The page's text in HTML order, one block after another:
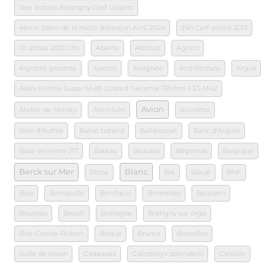
1ère édition Bretrigny Cerf-Volants
4ème Salon de la moto d'Arpajon Avril 2024 24h Cerf volant 2013
111 artiste 2020 lille Abeille Abstrait Agrion
Aigrette garzette Ajaccio Araignée Architecture Argus
Asahi Pentax Super Multi Coated Takumar 135mm F3.5 M42
Atelier de Money Atomium Avion Avocette
Baie d'Authie Balise babord Ballancourt Banc d'Arguin
Base aérienne 217 Bateau Beauval Bégonias Belgique
Berck sur Mer Biche Blanc Blé Bleue BNF
Bois Bondoufle Bonifacio Bonnelles Bourdon
Bourges Breizh Bretagne Bretigny sur orge
Brie-Comte-Robert Brique Brume Bruxelles
Bulle de savon Cadaques Calopteryx splendens Cancale